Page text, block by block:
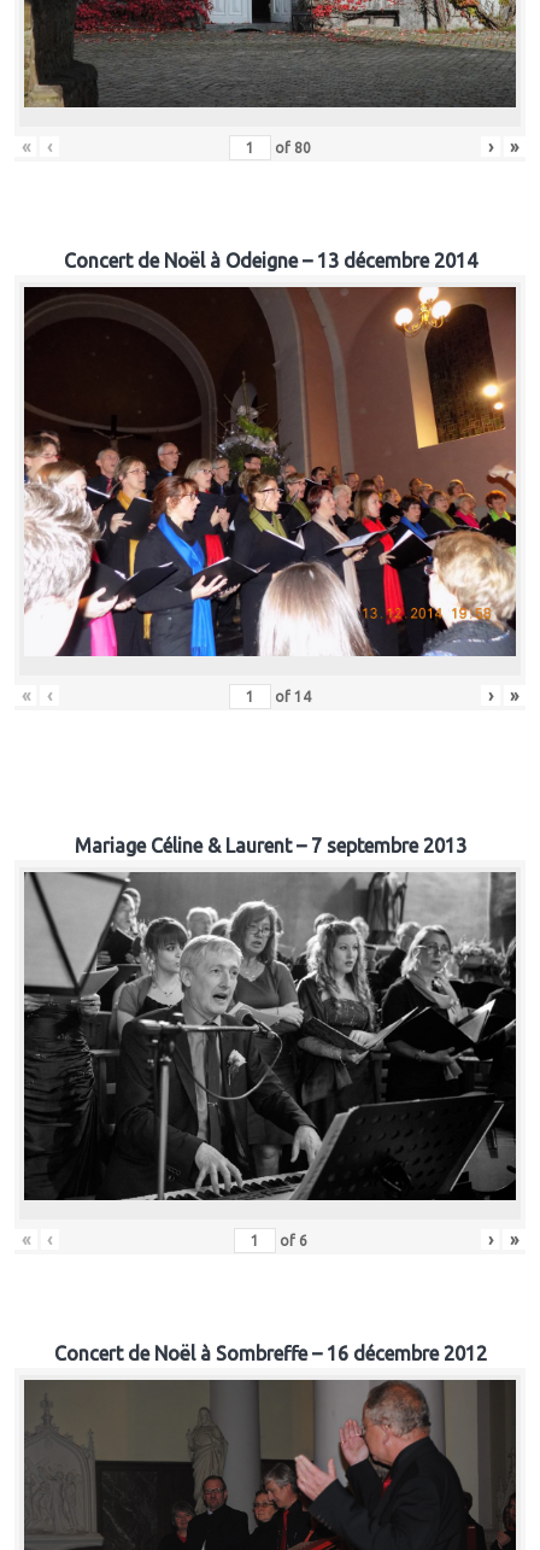
« ‹ of 80 › »
Concert de Noël à Odeigne – 13 décembre 2014
« ‹ of 14 › »
Mariage Céline & Laurent – 7 septembre 2013
« ‹ of 6 › »
Concert de Noël à Sombreffe – 16 décembre 2012